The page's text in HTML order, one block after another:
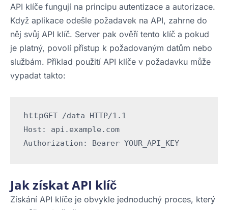
API klíče fungují na principu autentizace a autorizace.
Když aplikace odešle požadavek na API, zahrne do
něj svůj API klíč. Server pak ověří tento klíč a pokud
je platný, povolí přístup k požadovaným datům nebo
službám. Příklad použití API klíče v požadavku může
vypadat takto:
httpGET /data HTTP/1.1
Host: api.example.com
Authorization: Bearer YOUR_API_KEY
Jak získat API klíč
Získání API klíče je obvykle jednoduchý proces, který